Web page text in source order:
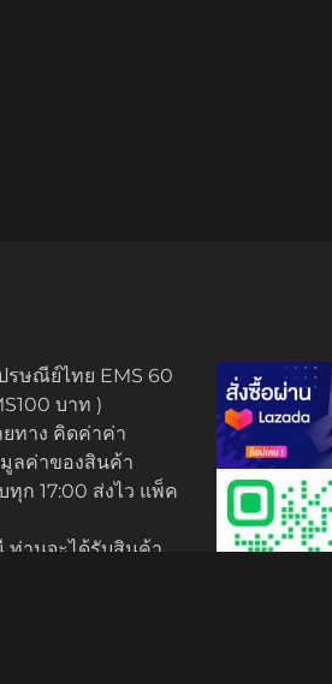
รษณีย์ไทย EMS 60
บาท )
ยทาง คิดค่าค่า
มูลค่าของสินค้า
ก 17:00 ส่งไว แพ็ค
ท่านจะได้รับสินค้า